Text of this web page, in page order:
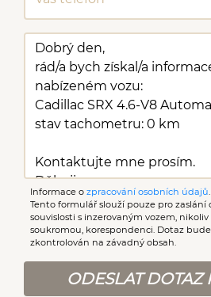
Malý kožený paket
Parkovací senzory zadní
10x
Třetí řada sedadel
Informace o zpracování osobních údajů
Tento formulář slouží pouze pro zaslání
souvislosti s inzerovaným vozem,
soukromou, korespondenci. Dotaz
zkontrolován na závadný obsah.
ODESLAT DOTAZ